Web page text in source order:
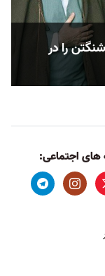
را در
های اجتماعی: